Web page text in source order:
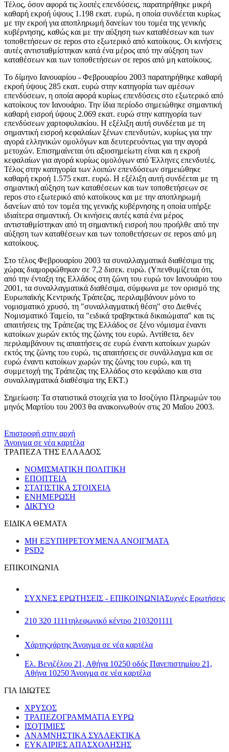
Τέλος, όσον αφορά τις λοιπές επενδύσεις, παρατηρήθηκε μικρή
καθαρή εκροή ύψους 1.198 εκατ. ευρώ, η οποία συνδέεται κυρίως
με την εκροή για αποπληρωμή δανείων του τομέα της γενικής
κυβέρνησης, καθώς και με την αύξηση των καταθέσεων και των
τοποθετήσεων σε repos στο εξωτερικό από κατοίκους. Οι κινήσεις
αυτές αντισταθμίστηκαν κατά ένα μέρος από την αύξηση των
καταθέσεων και των τοποθετήσεων σε repos από μη κατοίκους.
Το δίμηνο Ιανουαρίου - Φεβρουαρίου 2003 παρατηρήθηκε καθαρή
εκροή ύψους 285 εκατ. ευρώ στην κατηγορία των αμέσων
επενδύσεων, η οποία αφορά κυρίως επενδύσεις στο εξωτερικό από
κατοίκους τον Ιανουάριο. Την ίδια περίοδο σημειώθηκε σημαντική
καθαρή εισροή ύψους 2.069 εκατ. ευρώ στην κατηγορία των
επενδύσεων χαρτοφυλακίου. Η εξέλιξη αυτή συνδέεται με τη
σημαντική εισροή κεφαλαίων ξένων επενδυτών, κυρίως για την
αγορά ελληνικών ομολόγων και δευτερευόντως για την αγορά
μετοχών. Επισημαίνεται ότι αξιοσημείωτη είναι και η εκροή
κεφαλαίων για αγορά κυρίως ομολόγων από Έλληνες επενδυτές.
Τέλος στην κατηγορία των λοιπών επενδύσεων σημειώθηκε
καθαρή εκροή 1.575 εκατ. ευρώ. Η εξέλιξη αυτή συνδέεται με τη
σημαντική αύξηση των καταθέσεων και των τοποθετήσεων σε
repos στο εξωτερικό από κατοίκους και με την αποπληρωμή
δανείων από τον τομέα της γενικής κυβέρνησης η οποία υπήρξε
ιδιαίτερα σημαντική. Οι κινήσεις αυτές κατά ένα μέρος
αντισταθμίστηκαν από τη σημαντική εισροή που προήλθε από την
αύξηση των καταθέσεων και των τοποθετήσεων σε repos από μη
κατοίκους.
Στο τέλος Φεβρουαρίου 2003 τα συναλλαγματικά διαθέσιμα της
χώρας διαμορφώθηκαν σε 7,2 δισεκ. ευρώ. (Υπενθυμίζεται ότι,
από την ένταξη της Ελλάδος στη ζώνη του ευρώ τον Ιανουάριο του
2001, τα συναλλαγματικά διαθέσιμα, σύμφωνα με τον ορισμό της
Ευρωπαϊκής Κεντρικής Τράπεζας, περιλαμβάνουν μόνο το
νομισματικό χρυσό, τη "συναλλαγματική θέση" στο Διεθνές
Νομισματικό Ταμείο, τα "ειδικά τραβηκτικά δικαιώματα" και τις
απαιτήσεις της Τράπεζας της Ελλάδος σε ξένο νόμισμα έναντι
κατοίκων χωρών εκτός της ζώνης του ευρώ. Αντίθετα, δεν
περιλαμβάνουν τις απαιτήσεις σε ευρώ έναντι κατοίκων χωρών
εκτός της ζώνης του ευρώ, τις απαιτήσεις σε συνάλλαγμα και σε
ευρώ έναντι κατοίκων χωρών της ζώνης του ευρώ, και τη
συμμετοχή της Τράπεζας της Ελλάδος στο κεφάλαιο και στα
συναλλαγματικά διαθέσιμα της ΕΚΤ.)
Σημείωση: Τα στατιστικά στοιχεία για το Ισοζύγιο Πληρωμών του
μηνός Μαρτίου του 2003 θα ανακοινωθούν στις 20 Μαΐου 2003.
Επιστροφή στην αρχή
Άνοιγμα σε νέα καρτέλα
ΤΡΑΠΕΖΑ ΤΗΣ ΕΛΛΑΔΟΣ
ΝΟΜΙΣΜΑΤΙΚΗ ΠΟΛΙΤΙΚΗ
ΕΠΟΠΤΕΙΑ
ΣΤΑΤΙΣΤΙΚΑ ΣΤΟΙΧΕΙΑ
ΕΝΗΜΕΡΩΣΗ
ΔΙΚΤΥΟ
ΕΙΔΙΚΑ ΘΕΜΑΤΑ
ΜΗ ΕΞΥΠΗΡΕΤΟΥΜΕΝΑ ΑΝΟΙΓΜΑΤΑ
PSD2
ΕΠΙΚΟΙΝΩΝΙΑ
ΣΥΧΝΕΣ ΕΡΩΤΗΣΕΙΣ - ΕΠΙΚΟΙΝΩΝΙΑΣυχνές Ερωτήσεις
210 320 1111τηλεφωνικό κέντρο 2103201111
Χάρτηςχάρτης Άνοιγμα σε νέα καρτέλα
Ελ. Βενιζέλου 21, Αθήνα 10250 οδός Πανεπιστημίου 21,
Αθήνα 10250 Άνοιγμα σε νέα καρτέλα
ΓΙΑ ΙΔΙΩΤΕΣ
ΧΡΥΣΟΣ
ΤΡΑΠΕΖΟΓΡΑΜΜΑΤΙΑ ΕΥΡΩ
ΙΣΟΤΙΜΙΕΣ
ΑΝΑΜΝΗΣΤΙΚΑ ΣΥΛΛΕΚΤΙΚΑ
ΕΥΚΑΙΡΙΕΣ ΑΠΑΣΧΟΛΗΣΗΣ